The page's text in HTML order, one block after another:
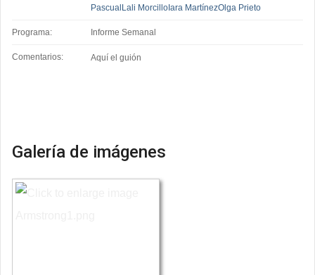
Pascual Lali MorcilloIara MartínezOlga Prieto
Programa: Informe Semanal
Comentarios: Aquí el guión
Galería de imágenes